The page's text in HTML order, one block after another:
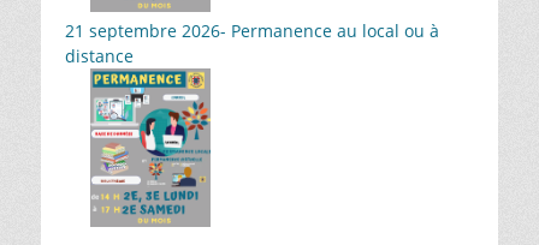
21 septembre 2026- Permanence au local ou à
distance